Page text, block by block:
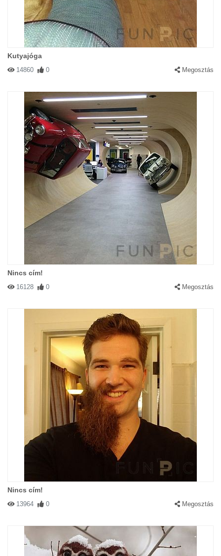
Kutyajóga
14860 0 Megosztás
Nincs cím!
16128 0 Megosztás
Nincs cím!
13964 0 Megosztás